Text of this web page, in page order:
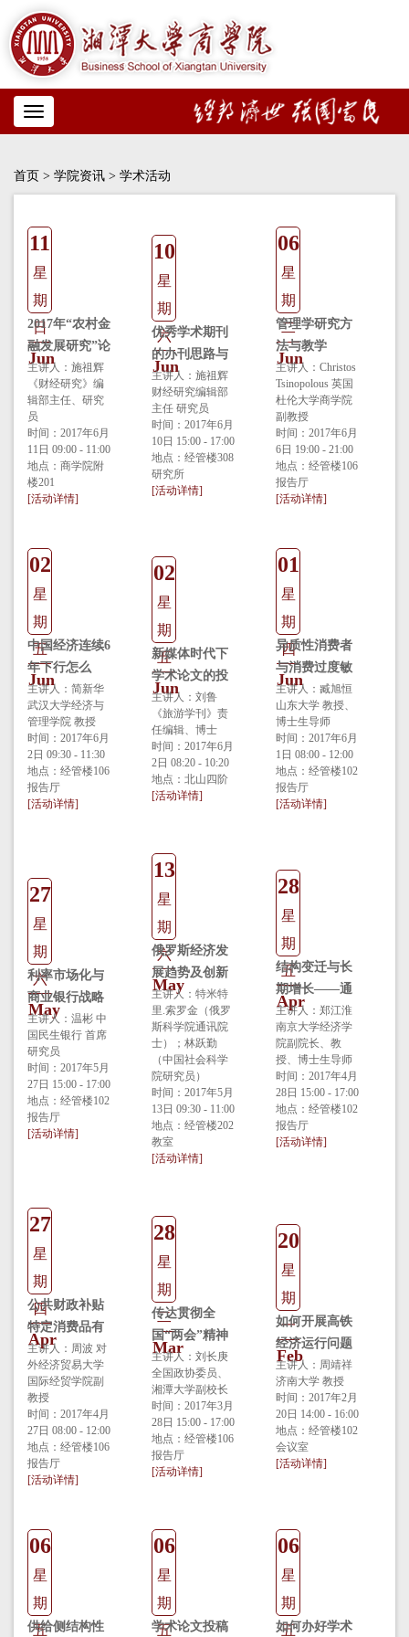
Toggle
navigation
首页 > 学院资讯 > 学术活动
11
星
期
日
Jun
2017年“农村金
融发展研究”论
坛
主讲人：施祖辉
《财经研究》编
辑部主任、研究
员
时间：2017年6月
11日 09:00 - 11:00
地点：商学院附
楼201
[活动详情]
10
星
期
六
Jun
优秀学术期刊
的办刊思路与
经验
主讲人：施祖辉
财经研究编辑部
主任 研究员
时间：2017年6月
10日 15:00 - 17:00
地点：经管楼308
研究所
[活动详情]
06
星
期
二
Jun
管理学研究方
法与教学
主讲人：Christos
Tsinopolous 英国
杜伦大学商学院
副教授
时间：2017年6月
6日 19:00 - 21:00
地点：经管楼106
报告厅
[活动详情]
02
星
期
五
Jun
中国经济连续6
年下行怎么
看，为什么，
怎么办?
主讲人：简新华
武汉大学经济与
管理学院 教授
时间：2017年6月
2日 09:30 - 11:30
地点：经管楼106
报告厅
[活动详情]
02
星
期
五
Jun
新媒体时代下
学术论文的投
稿与发表—以
《旅游学刊》
为例
主讲人：刘鲁
《旅游学刊》责
任编辑、博士
时间：2017年6月
2日 08:20 - 10:20
地点：北山四阶
[活动详情]
01
星
期
四
Jun
异质性消费者
与消费过度敏
感性：基于中
国家庭资产配
置的分析
主讲人：臧旭恒
山东大学 教授、
博士生导师
时间：2017年6月
1日 08:00 - 12:00
地点：经管楼102
报告厅
[活动详情]
27
星
期
六
May
利率市场化与
商业银行战略
转型
主讲人：温彬 中
国民生银行 首席
研究员
时间：2017年5月
27日 15:00 - 17:00
地点：经管楼102
报告厅
[活动详情]
13
星
期
六
May
俄罗斯经济发
展趋势及创新
转型
主讲人：特米特
里.索罗金（俄罗
斯科学院通讯院
士）；林跃勤
（中国社会科学
院研究员）
时间：2017年5月
13日 09:30 - 11:00
地点：经管楼202
教室
[活动详情]
28
星
期
五
Apr
结构变迁与长
期增长——通
用技术进步下
新兴部门与传
统部门演进视
角
主讲人：郑江淮
南京大学经济学
院副院长、教
授、博士生导师
时间：2017年4月
28日 15:00 - 17:00
地点：经管楼102
报告厅
[活动详情]
27
星
期
四
Apr
公共财政补贴
特定消费品有
效吗？来自“家
电下乡”微观数
据的证据
主讲人：周波 对
外经济贸易大学
国际经贸学院副
教授
时间：2017年4月
27日 08:00 - 12:00
地点：经管楼106
报告厅
[活动详情]
28
星
期
二
Mar
传达贯彻全
国“两会”精神
报告会
主讲人：刘长庚
全国政协委员、
湘潭大学副校长
时间：2017年3月
28日 15:00 - 17:00
地点：经管楼106
报告厅
[活动详情]
20
星
期
一
Feb
如何开展高铁
经济运行问题
研究
主讲人：周靖祥
济南大学 教授
时间：2017年2月
20日 14:00 - 16:00
地点：经管楼102
会议室
[活动详情]
06
星
期
五
供给侧结构性
06
星
期
五
学术论文投稿
06
星
期
五
如何办好学术